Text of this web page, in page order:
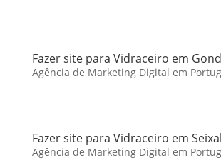
Fazer site para Vidraceiro em
Agência de Marketing Digital em
Fazer site para Vidraceiro em Seixal
Agência de Marketing Digital em